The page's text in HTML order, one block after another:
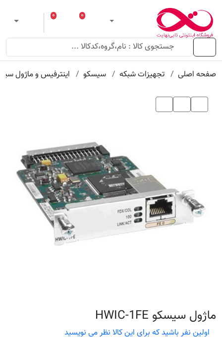
ورود لیست مورد علاقه
۰
سبد خرید
۰
منو
صفحه اصلی
تجهیزات شبکه سیسکو اینترفیس و ماژول
ماژول سیسکو HWIC-1FE
اولین نفر باشید که برای این کالا نظر می نویسید
ویژگی
ویژگی